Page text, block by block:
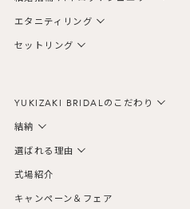
エタニティリング
セットリング
YUKIZAKI BRIDALのこだわり
結納
選ばれる理由
式場紹介
キャンペーン＆フェア